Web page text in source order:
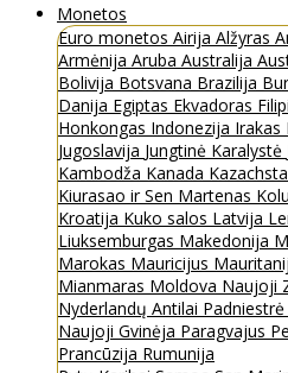
Monetos
Euro monetos Airija Alžyras
Armėnija Aruba Australija
Bolivija Botsvana Brazilija
Danija Egiptas Ekvadoras
Honkongas Indonezija Irakas
Jugoslavija Jungtinė Karalystė
Kambodža Kanada
Kiurasao ir Sen Martenas
Kroatija Kuko salos Latvija
Liuksemburgas Makedonija
Marokas Mauricijus
Mianmaras Moldova Naujoji
Nyderlandų Antilai Padniestrė
Naujoji Gvinėja Paragvajus
Prancūzija Rumunija